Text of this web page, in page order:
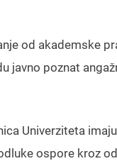
od akademske
javno poznat
Univerziteta
ospore kroz